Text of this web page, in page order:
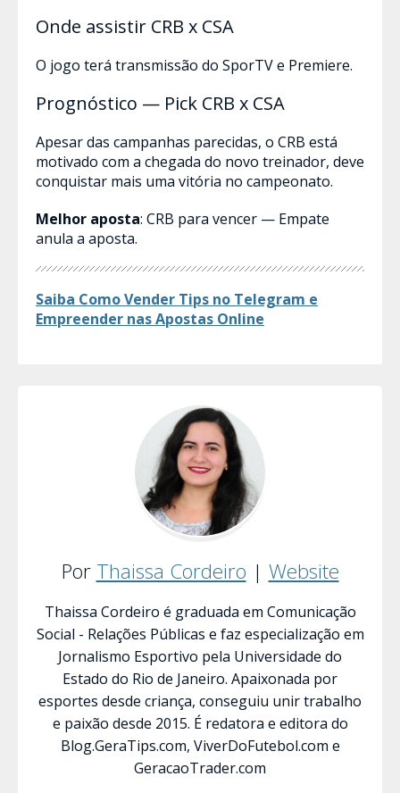
Onde assistir CRB x CSA
O jogo terá transmissão do SporTV e Premiere.
Prognóstico — Pick CRB x CSA
Apesar das campanhas parecidas, o CRB está
motivado com a chegada do novo treinador, deve
conquistar mais uma vitória no campeonato.
Melhor aposta: CRB para vencer — Empate
anula a aposta.
Saiba Como Vender Tips no Telegram e
Empreender nas Apostas​ Online
Por Thaissa Cordeiro | Website
Thaissa Cordeiro é graduada em Comunicação
Social - Relações Públicas e faz especialização em
Jornalismo Esportivo pela Universidade do
Estado do Rio de Janeiro. Apaixonada por
esportes desde criança, conseguiu unir trabalho
e paixão desde 2015. É redatora e editora do
Blog.GeraTips.com, ViverDoFutebol.com e
GeracaoTrader.com